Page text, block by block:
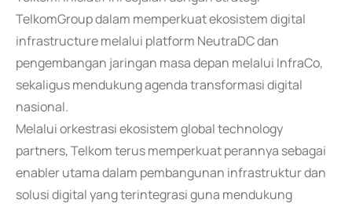
TelkomGroup dalam memperkuat ekosistem digital
infrastructure melalui platform NeutraDC dan
pengembangan jaringan masa depan melalui InfraCo,
sekaligus mendukung agenda transformasi digital
nasional.
Melalui orkestrasi ekosistem global technology
partners, Telkom terus memperkuat perannya sebagai
enabler utama dalam pembangunan infrastruktur dan
solusi digital yang terintegrasi guna mendukung